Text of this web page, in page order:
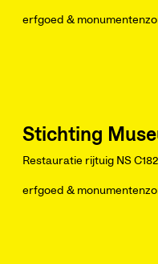
erfgoed &
Stichting
Restauratie rijtuig NS
erfgoed &